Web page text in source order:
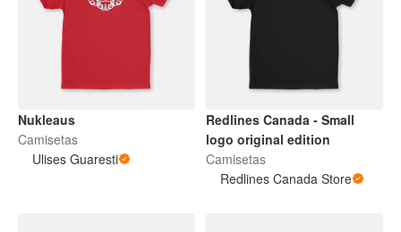
Nukleaus
Camisetas
Ulises Guaresti
Redlines Canada - Small
logo original edition
Camisetas
Redlines Canada Store